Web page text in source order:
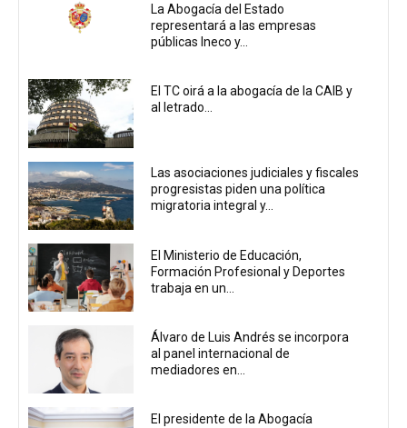
La Abogacía del Estado
representará a las empresas
públicas Ineco y...
El TC oirá a la abogacía de la CAIB y
al letrado...
Las asociaciones judiciales y fiscales
progresistas piden una política
migratoria integral y...
El Ministerio de Educación,
Formación Profesional y Deportes
trabaja en un...
Álvaro de Luis Andrés se incorpora
al panel internacional de
mediadores en...
El presidente de la Abogacía